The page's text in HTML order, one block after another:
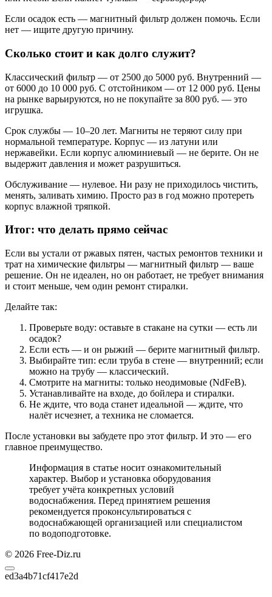
Если осадок есть — магнитный фильтр должен помочь. Если
нет — ищите другую причину.
Сколько стоит и как долго служит?
Классический фильтр — от 2500 до 5000 руб. Внутренний —
от 6000 до 10 000 руб. С отстойником — от 12 000 руб. Цены
на рынке варьируются, но не покупайте за 800 руб. — это
игрушка.
Срок службы — 10–20 лет. Магниты не теряют силу при
нормальной температуре. Корпус — из латуни или
нержавейки. Если корпус алюминиевый — не берите. Он не
выдержит давления и может разрушиться.
Обслуживание — нулевое. Ни разу не приходилось чистить,
менять, заливать химию. Просто раз в год можно протереть
корпус влажной тряпкой.
Итог: что делать прямо сейчас
Если вы устали от ржавых пятен, частых ремонтов техники и
трат на химические фильтры — магнитный фильтр — ваше
решение. Он не идеален, но он работает, не требует внимания
и стоит меньше, чем один ремонт стиралки.
Делайте так:
Проверьте воду: оставьте в стакане на сутки — есть ли
осадок?
Если есть — и он рыжий — берите магнитный фильтр.
Выбирайте тип: если труба в стене — внутренний; если
можно на трубу — классический.
Смотрите на магниты: только неодимовые (NdFeB).
Устанавливайте на входе, до бойлера и стиралки.
Не ждите, что вода станет идеальной — ждите, что
налёт исчезнет, а техника не сломается.
После установки вы забудете про этот фильтр. И это — его
главное преимущество.
Информация в статье носит ознакомительный
характер. Выбор и установка оборудования
требует учёта конкретных условий
водоснабжения. Перед принятием решения
рекомендуется проконсультироваться с
водоснабжающей организацией или специалистом
по водоподготовке.
© 2026 Free-Diz.ru
ed3a4b71cf417e2d